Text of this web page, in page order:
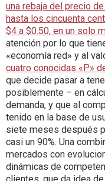
una rebaja del precio
hasta los cincuenta
$4 a $0.50, en un solo
atención por lo que
«economía red» y al
cuatro conocidas «P»
que decide pasar a
posiblemente – en
demanda, y que al
tenido en la base de
siete meses después
casi un 90%. Una
mercados con
dinámicas de